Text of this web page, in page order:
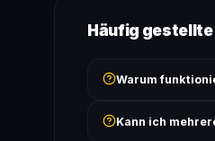
Häufig gestellte
Warum
Bedingungen
Kann ich